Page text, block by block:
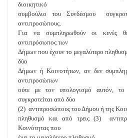
διοικητικό
συμβούλιο του Συνδέσμου
αντιπροσώπους.
Για να συμπληρωθούν οι κενές
αντιπρόσωπος των
Δήμων που έχουν το μεγαλύτερο
δύο
Δήμων ή Κοινοτήτων, αν δεν
αντιπροσώπων
ούτε με τον υπολογισμό αυτόν, το
συγκροτείται από δύο
(2) αντιπροσώπους του Δήμου ή της
πληθυσμό και από τρεις (3)
Κοινότητας που